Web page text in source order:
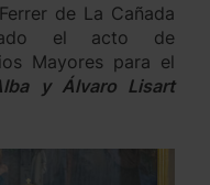
de La Cañada
el acto de
Mayores para el
y Álvaro Lisart